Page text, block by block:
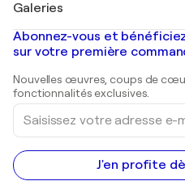
Banksy
Mr. Brainwash
Shepard Fairey
Tableaux abstraits à vendre
Peintures de paysage
Estampes
Peintures acryliques
Galeries
Galeries d'art en France
Galeries d'art en Belgique
Abonnez-vous et
sur votre première
Nouvelles œuvres, coups de
fonctionnalités exclusives.
Saisissez
votre
adresse
e-
mail
J'en profite